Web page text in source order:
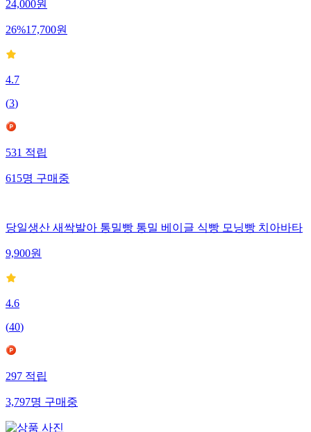
24,000원
26%17,700원
4.7
(3)
531적립
615명구매중
당일생산 새싹발아 통밀빵 통밀 베이글 식빵 모닝빵 치아바타
9,900원
4.6
(40)
297적립
3,797명구매중